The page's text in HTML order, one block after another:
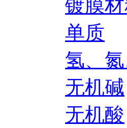
镀膜
单质
氢、
无机碱
无机酸